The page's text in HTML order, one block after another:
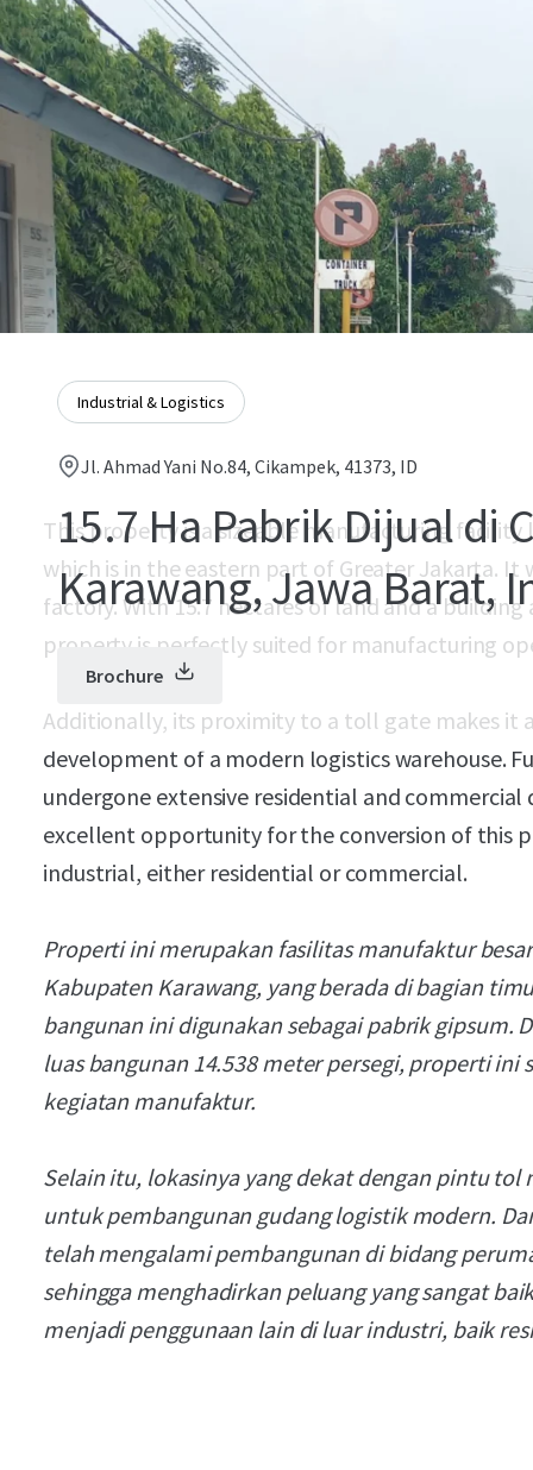
Industrial & Logistics
Jl. Ahmad Yani No.84, Cikampek, 41373, ID
15.7 Ha Pabrik Dijual di
Karawang, Jawa Barat,
Brochure
This property is a sizeable manufacturing facility
which is in the eastern part of Greater Jakarta. It
factory. With 15.7 hectares of land and a building
property is perfectly suited for manufacturing
Additionally, its proximity to a toll gate makes it
development of a modern logistics warehouse.
undergone extensive residential and
excellent opportunity for the conversion of this
industrial, either residential or commercial.
Properti ini merupakan fasilitas manufaktur
Kabupaten Karawang, yang berada di bagian
bangunan ini digunakan sebagai pabrik gipsum.
luas bangunan 14.538 meter persegi, properti
kegiatan manufaktur.
Selain itu, lokasinya yang dekat dengan pintu
untuk pembangunan gudang logistik modern.
telah mengalami pembangunan di bidang
sehingga menghadirkan peluang yang sangat
menjadi penggunaan lain di luar industri, baik